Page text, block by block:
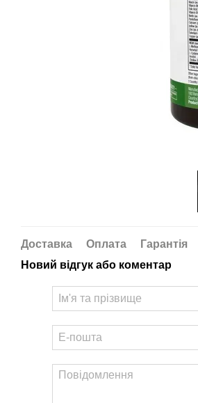
Доставка Оплата
Гарантія
Новий відгук або коментар